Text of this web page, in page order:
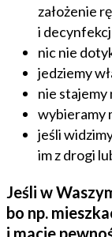
założenie
i
nic nie
jedziemy
nie stajemy
wybieramy
jeśli
im z drogi
Jeśli w
bo np.
i macie